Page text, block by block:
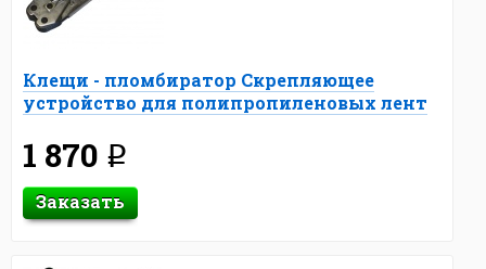
Клещи - пломбиратор Скрепляющее
устройство для полипропиленовых лент
1 870 q
Заказать